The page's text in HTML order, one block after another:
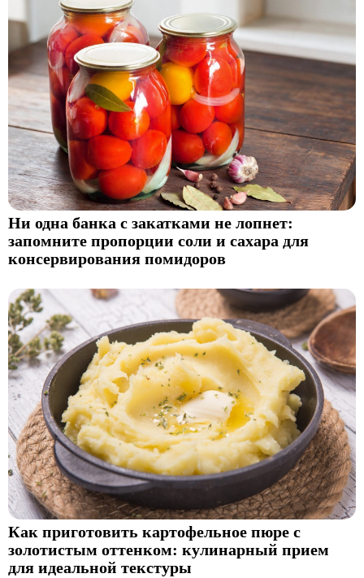
Ни одна банка с закатками не лопнет:
запомните пропорции соли и сахара для
консервирования помидоров
Как приготовить картофельное пюре с
золотистым оттенком: кулинарный прием
для идеальной текстуры